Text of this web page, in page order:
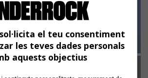
el teu consentiment
les teves dades personals
aquests objectius